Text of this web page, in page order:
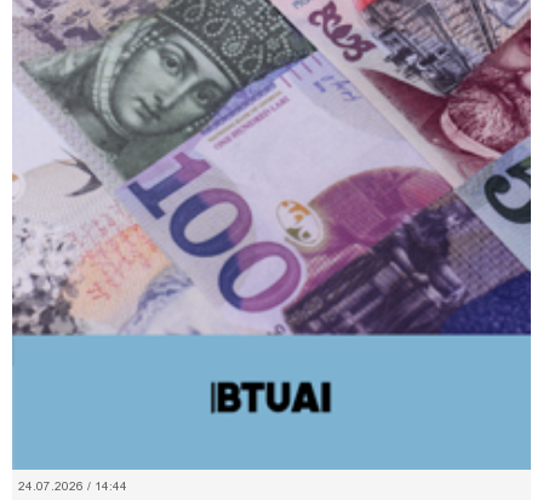
24.07.2026 / 14:44